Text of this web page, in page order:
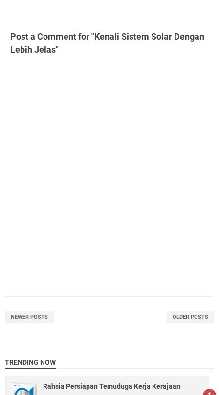
Post a Comment for "Kenali Sistem Solar Dengan
Lebih Jelas"
NEWER POSTS OLDER POSTS
TRENDING NOW
Rahsia Persiapan Temuduga Kerja Kerajaan